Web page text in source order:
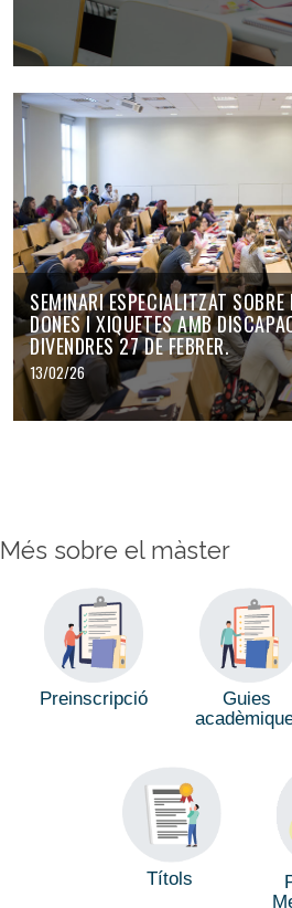
SEMINARI ESPECIALITZAT SOBRE
DONES I XIQUETES AMB
DIVENDRES 27 DE FEBRER.
13/02/26
Més sobre el màster
Preinscripció
Guies
Títols